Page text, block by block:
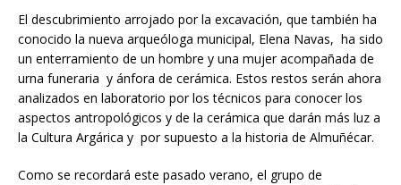
El descubrimiento arrojado por la excavación, que también ha
conocido la nueva arqueóloga municipal, Elena Navas, ha sido
un enterramiento de un hombre y una mujer acompañada de
urna funeraria y ánfora de cerámica. Estos restos serán ahora
analizados en laboratorio por los técnicos para conocer los
aspectos antropológicos y de la cerámica que darán más luz a
la Cultura Argárica y por supuesto a la historia de Almuñécar.
Como se recordará este pasado verano, el grupo de